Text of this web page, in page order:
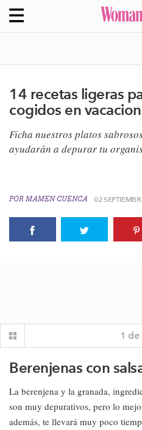
14 recetas ligeras
cogidos en
​Ficha nuestros platos
ayudarán a depurar tu
POR MAMEN CUENCA 02
1 de
Berenjenas con
La berenjena y la granada,
son muy depurativos, pero lo
además, te llevará muy poco